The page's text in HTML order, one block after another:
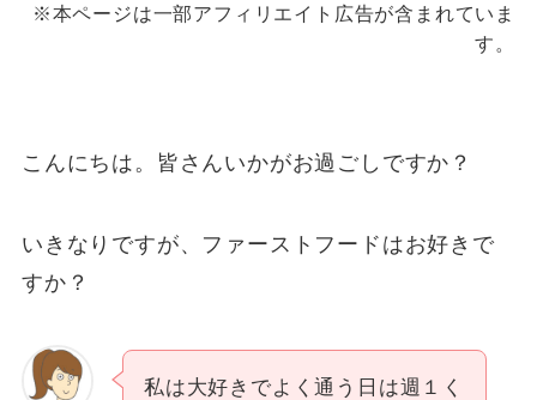
※本ページは一部アフィリエイト広告が含まれていま
す。
こんにちは。皆さんいかがお過ごしですか？
いきなりですが、ファーストフードはお好きで
すか？
私は大好きでよく通う日は週１く